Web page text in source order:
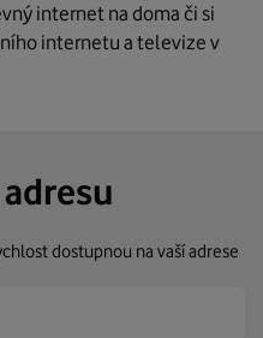
internet na doma či si
internetu a televize v
dostupnou na vaší adrese